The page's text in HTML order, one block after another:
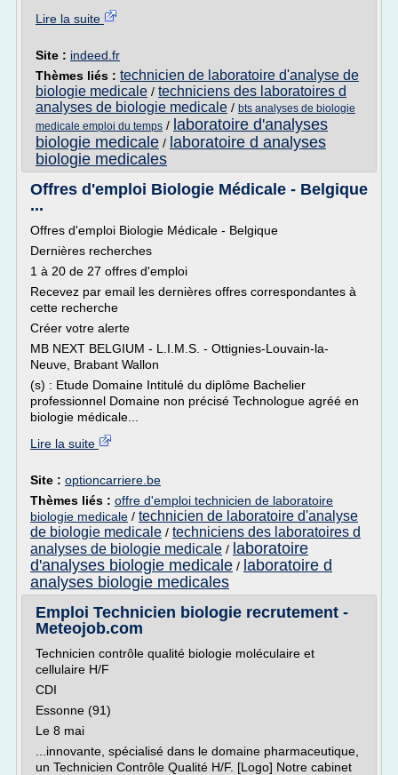
Lire la suite
Site : indeed.fr
Thèmes liés : technicien de laboratoire d'analyse de
biologie medicale / techniciens des laboratoires d
analyses de biologie medicale / bts analyses de biologie
medicale emploi du temps / laboratoire d'analyses
biologie medicale / laboratoire d analyses
biologie medicales
Offres d'emploi Biologie Médicale - Belgique
...
Offres d'emploi Biologie Médicale - Belgique
Dernières recherches
1 à 20 de 27 offres d'emploi
Recevez par email les dernières offres correspondantes à
cette recherche
Créer votre alerte
MB NEXT BELGIUM - L.I.M.S. - Ottignies-Louvain-la-
Neuve, Brabant Wallon
(s) : Etude Domaine Intitulé du diplôme Bachelier
professionnel Domaine non précisé Technologue agréé en
biologie médicale...
Lire la suite
Site : optioncarriere.be
Thèmes liés : offre d'emploi technicien de laboratoire
biologie medicale / technicien de laboratoire d'analyse
de biologie medicale / techniciens des laboratoires d
analyses de biologie medicale / laboratoire
d'analyses biologie medicale / laboratoire d
analyses biologie medicales
Emploi Technicien biologie recrutement -
Meteojob.com
Technicien contrôle qualité biologie moléculaire et
cellulaire H/F
CDI
Essonne (91)
Le 8 mai
...innovante, spécialisé dans le domaine pharmaceutique,
un Technicien Contrôle Qualité H/F. [Logo] Notre cabinet